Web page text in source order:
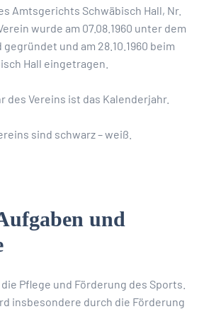
Amtsgerichts Schwäbisch Hall, Nr.
wurde am 07.08.1960 unter dem
und am 28.10.1960 beim
Hall eingetragen.
des Vereins ist das Kalenderjahr.
sind schwarz – weiß.
und
Pflege und Förderung des Sports.
insbesondere durch die Förderung